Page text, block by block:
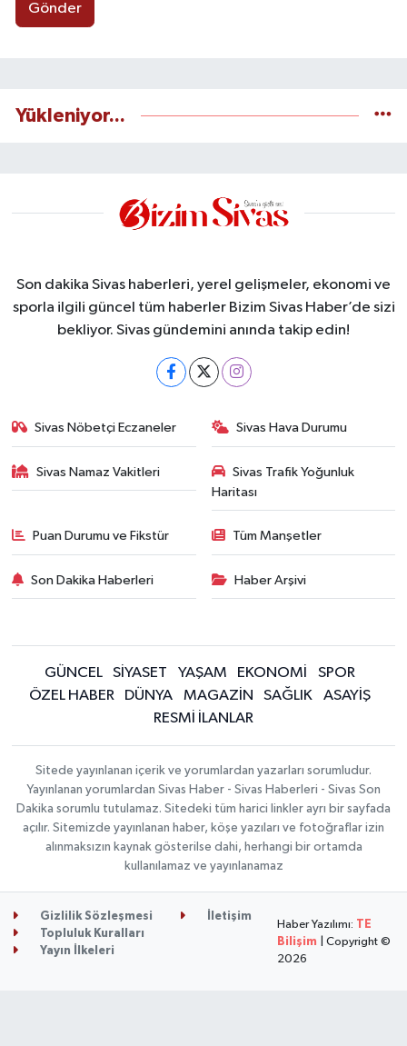
Gönder
Yükleniyor...
Son dakika Sivas haberleri, yerel gelişmeler, ekonomi ve
sporla ilgili güncel tüm haberler Bizim Sivas Haber’de sizi
bekliyor. Sivas gündemini anında takip edin!
Sivas Nöbetçi Eczaneler Sivas Hava Durumu
Sivas Namaz Vakitleri
Sivas Trafik Yoğunluk
Haritası
Puan Durumu ve Fikstür Tüm Manşetler
Son Dakika Haberleri Haber Arşivi
GÜNCEL SİYASET YAŞAM EKONOMİ
SPOR
ÖZEL HABER
DÜNYA MAGAZİN SAĞLIK
ASAYİŞ
RESMİ İLANLAR
Sitede yayınlanan içerik ve yorumlardan yazarları sorumludur.
Yayınlanan yorumlardan Sivas Haber - Sivas Haberleri - Sivas Son
Dakika sorumlu tutulamaz. Sitedeki tüm harici linkler ayrı bir sayfada
açılır. Sitemizde yayınlanan haber, köşe yazıları ve fotoğraflar izin
alınmaksızın kaynak gösterilse dahi, herhangi bir ortamda
kullanılamaz ve yayınlanamaz
Gizlilik Sözleşmesi
İletişim
Topluluk Kuralları
Yayın İlkeleri
Haber Yazılımı: TE
Bilişim | Copyright ©
2026